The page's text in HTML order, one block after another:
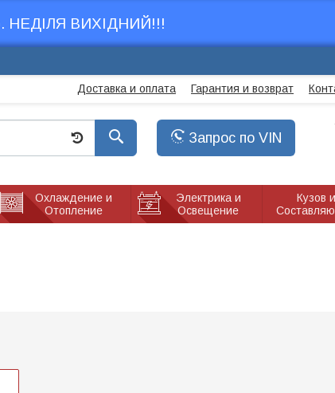
НЕДІЛЯ ВИХІДНИЙ!!!
Доставка и оплата Гарантия и возврат
Запрос по VIN
Охлаждение и
Отопление
Электрика и
Освещение
Кузов и